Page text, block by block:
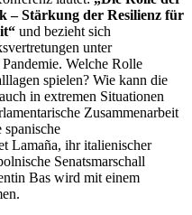
– Stärkung der Resilienz für
und bezieht sich
unter
Welche Rolle
spielen? Wie kann die
in extremen Situationen
Zusammenarbeit
spanische
Lamaña, ihr italienischer
Senatsmarschall
Bas wird mit einem